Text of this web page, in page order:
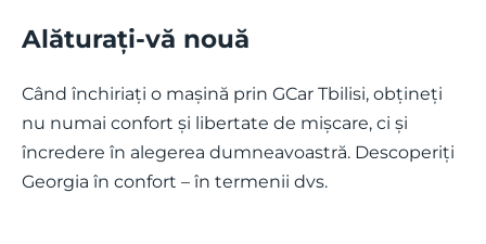
Alăturați-vă nouă
Când închiriați o mașină prin GCar Tbilisi, obțineți
nu numai confort și libertate de mișcare, ci și
încredere în alegerea dumneavoastră. Descoperiți
Georgia în confort – în termenii dvs.